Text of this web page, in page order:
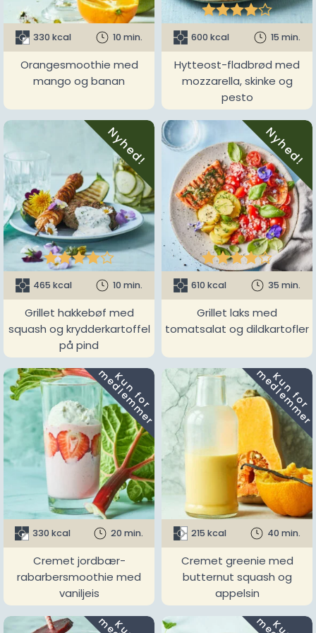
330 kcal 10 min.
Orangesmoothie med
mango og banan

600 kcal 15 min.
Hytteost-fladbrød med
mozzarella, skinke og
pesto
Nyhed!

465 kcal 10 min.
Grillet hakkebøf med
squash og krydderkartoffel
på pind
Nyhed!

610 kcal 35 min.
Grillet laks med
tomatsalat og dildkartofler
K
u
n
f
o
r
m
e
d
l
e
m
m
e
r
330 kcal 20 min.
Cremet jordbær-
rabarbersmoothie med
vaniljeis
K
u
n
f
o
r
m
e
d
l
e
m
m
e
r
215 kcal 40 min.
Cremet greenie med
butternut squash og
appelsin